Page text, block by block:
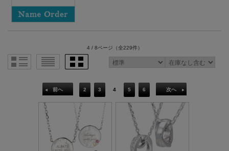
4 / 8ページ （全229件）
前へ 2 3 4 5 6 次へ